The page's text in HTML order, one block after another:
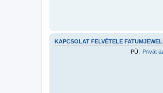
KAPCSOLAT FELVÉTELE
PÜ: Privát